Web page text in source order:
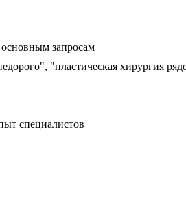
запросам
"пластическая хирургия
специалистов